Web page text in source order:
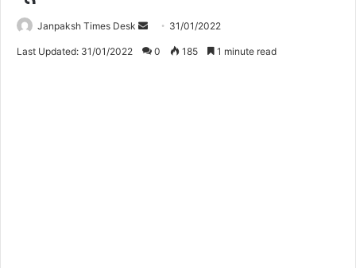
Janpaksh Times Desk
e
31/01/2022
Last Updated: 31/01/2022 0 185 1 minute read